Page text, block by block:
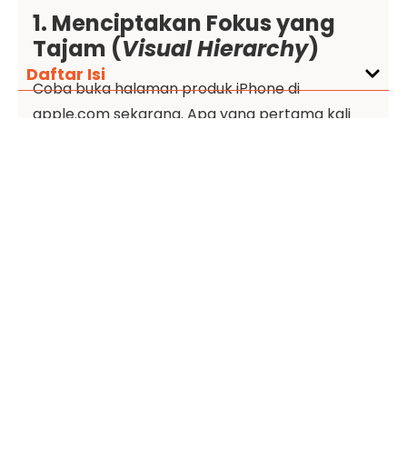
1. Menciptakan Fokus yang
Tajam (Visual Hierarchy)
Coba buka halaman produk iPhone di
apple.com sekarang. Apa yang pertama kali
Daftar Isi